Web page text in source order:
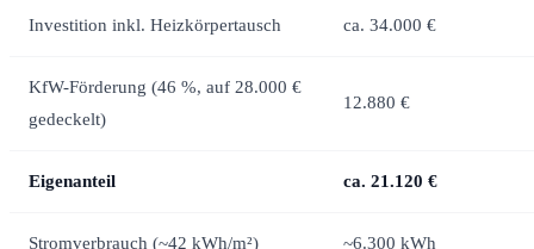
Investition inkl. Heizkörpertausch ca. 34.000 €
KfW-Förderung (46 %, auf 28.000 €
gedeckelt)
12.880 €
Eigenanteil ca. 21.120 €
Stromverbrauch (~42 kWh/m²) ~6.300 kWh